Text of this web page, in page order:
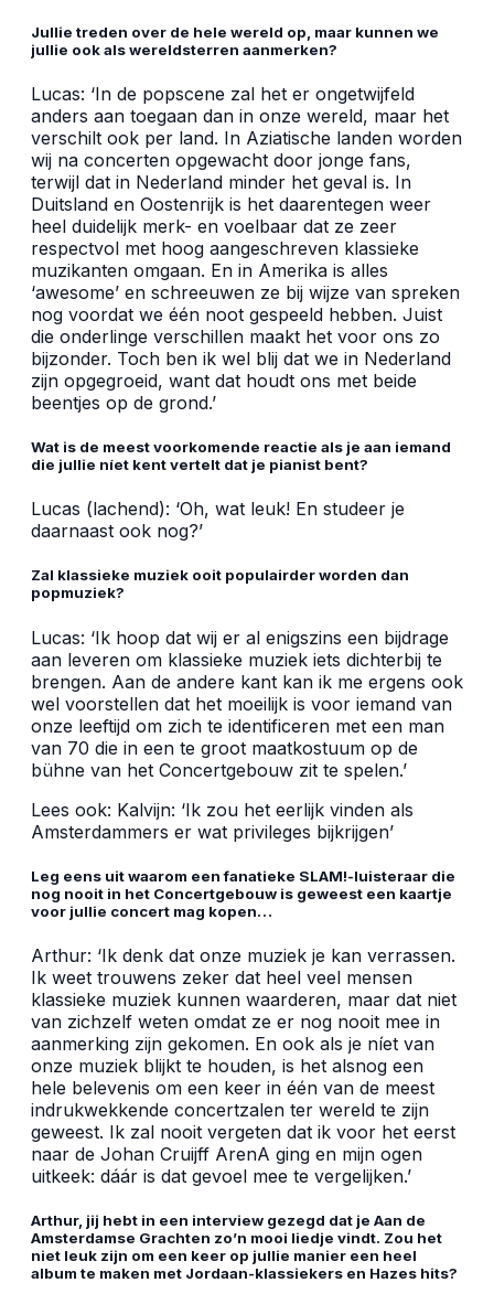
Jullie treden over de hele wereld op, maar kunnen we
jullie ook als wereldsterren aanmerken?
Lucas: ‘In de popscene zal het er ongetwijfeld
anders aan toegaan dan in onze wereld, maar het
verschilt ook per land. In Aziatische landen worden
wij na concerten opgewacht door jonge fans,
terwijl dat in Nederland minder het geval is. In
Duitsland en Oostenrijk is het daarentegen weer
heel duidelijk merk- en voelbaar dat ze zeer
respectvol met hoog aangeschreven klassieke
muzikanten omgaan. En in Amerika is alles
‘awesome’ en schreeuwen ze bij wijze van spreken
nog voordat we één noot gespeeld hebben. Juist
die onderlinge verschillen maakt het voor ons zo
bijzonder. Toch ben ik wel blij dat we in Nederland
zijn opgegroeid, want dat houdt ons met beide
beentjes op de grond.’
Wat is de meest voorkomende reactie als je aan iemand
die jullie níet kent vertelt dat je pianist bent?
Lucas (lachend): ‘Oh, wat leuk! En studeer je
daarnaast ook nog?’
Zal klassieke muziek ooit populairder worden dan
popmuziek?
Lucas: ‘Ik hoop dat wij er al enigszins een bijdrage
aan leveren om klassieke muziek iets dichterbij te
brengen. Aan de andere kant kan ik me ergens ook
wel voorstellen dat het moeilijk is voor iemand van
onze leeftijd om zich te identificeren met een man
van 70 die in een te groot maatkostuum op de
bühne van het Concertgebouw zit te spelen.’
Lees ook: Kalvijn: ‘Ik zou het eerlijk vinden als
Amsterdammers er wat privileges bijkrijgen’
Leg eens uit waarom een fanatieke SLAM!-luisteraar die
nog nooit in het Concertgebouw is geweest een kaartje
voor jullie concert mag kopen…
Arthur: ‘Ik denk dat onze muziek je kan verrassen.
Ik weet trouwens zeker dat heel veel mensen
klassieke muziek kunnen waarderen, maar dat niet
van zichzelf weten omdat ze er nog nooit mee in
aanmerking zijn gekomen. En ook als je níet van
onze muziek blijkt te houden, is het alsnog een
hele belevenis om een keer in één van de meest
indrukwekkende concertzalen ter wereld te zijn
geweest. Ik zal nooit vergeten dat ik voor het eerst
naar de Johan Cruijff ArenA ging en mijn ogen
uitkeek: dáár is dat gevoel mee te vergelijken.’
Arthur, jij hebt in een interview gezegd dat je Aan de
Amsterdamse Grachten zo’n mooi liedje vindt. Zou het
niet leuk zijn om een keer op jullie manier een heel
album te maken met Jordaan-klassiekers en Hazes hits?